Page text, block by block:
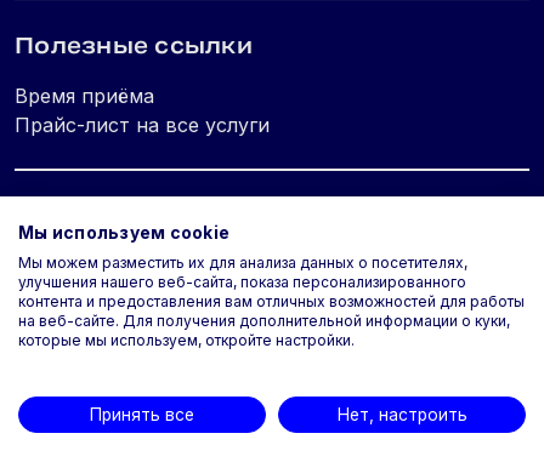
Полезные ссылки
Время приёма
Прайс-лист на все услуги
Политика конфиденциальности
Используем cookie
Типовые условия оказания услуг
Мы используем cookie
Мы можем разместить их для анализа данных о посетителях,
улучшения нашего веб-сайта, показа персонализированного
контента и предоставления вам отличных возможностей для работы
на веб-сайте. Для получения дополнительной информации о куки,
которые мы используем, откройте настройки.
Принять все Нет, настроить